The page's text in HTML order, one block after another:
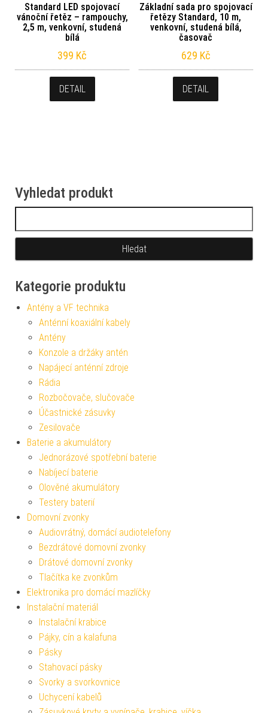
Standard LED spojovací
vánoční řetěz – rampouchy,
2,5 m, venkovní, studená
bílá
399 Kč
DETAIL
Základní sada pro spojovací
řetězy Standard, 10 m,
venkovní, studená bílá,
časovač
629 Kč
DETAIL
Vyhledat produkt
Kategorie produktu
Antény a VF technika
Anténní koaxiální kabely
Antény
Konzole a držáky antén
Napájecí anténní zdroje
Rádia
Rozbočovače, slučovače
Účastnické zásuvky
Zesilovače
Baterie a akumulátory
Jednorázové spotřební baterie
Nabíjecí baterie
Olověné akumulátory
Testery baterií
Domovní zvonky
Audiovrátný, domácí audiotelefony
Bezdrátové domovní zvonky
Drátové domovní zvonky
Tlačítka ke zvonkům
Elektronika pro domácí mazlíčky
Instalační materiál
Instalační krabice
Pájky, cín a kalafuna
Pásky
Stahovací pásky
Svorky a svorkovnice
Uchycení kabelů